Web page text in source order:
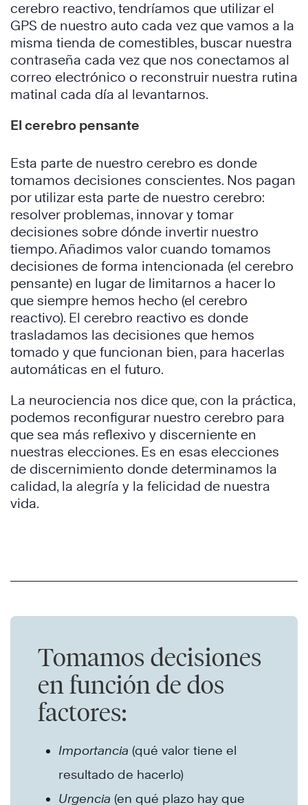
cerebro reactivo, tendríamos que utilizar el
GPS de nuestro auto cada vez que vamos a la
misma tienda de comestibles, buscar nuestra
contraseña cada vez que nos conectamos al
correo electrónico o reconstruir nuestra rutina
matinal cada día al levantarnos.
El cerebro pensante
Esta parte de nuestro cerebro es donde
tomamos decisiones conscientes. Nos pagan
por utilizar esta parte de nuestro cerebro:
resolver problemas, innovar y tomar
decisiones sobre dónde invertir nuestro
tiempo. Añadimos valor cuando tomamos
decisiones de forma intencionada (el cerebro
pensante) en lugar de limitarnos a hacer lo
que siempre hemos hecho (el cerebro
reactivo). El cerebro reactivo es donde
trasladamos las decisiones que hemos
tomado y que funcionan bien, para hacerlas
automáticas en el futuro.
La neurociencia nos dice que, con la práctica,
podemos reconfigurar nuestro cerebro para
que sea más reflexivo y discerniente en
nuestras elecciones. Es en esas elecciones
de discernimiento donde determinamos la
calidad, la alegría y la felicidad de nuestra
vida.
Tomamos decisiones
en función de dos
factores:
Importancia (qué valor tiene el
resultado de hacerlo)
Urgencia (en qué plazo hay que